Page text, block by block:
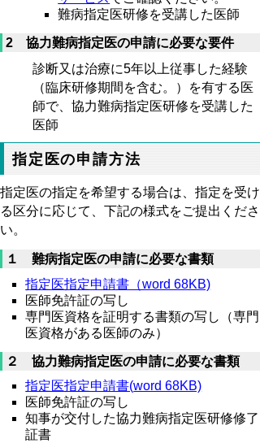
難病指定医研修を受講した医師
2 協力難病指定医の申請に必要な要件
診断又は治療に5年以上従事した経験
（臨床研修期間を含む。）を有する医
師で、協力難病指定医研修を受講した
医師
指定医の申請方法
指定医の指定を希望する場合は、指定を受け
る区分に応じて、下記の様式をご提出くださ
い。
１ 難病指定医の申請に必要な書類
指定医指定申請書（word 68KB)
医師免許証の写し
専門医資格を証明する書類の写し（専門
医資格がある医師のみ）
２ 協力難病指定医の申請に必要な書類
指定医指定申請書(word 68KB)
医師免許証の写し
知事が交付した協力難病指定医研修修了
証書